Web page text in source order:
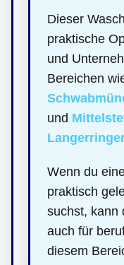
Dieser
praktische
und
Bereichen
und
Wenn du
praktisch
suchst, kann
auch für
diesem